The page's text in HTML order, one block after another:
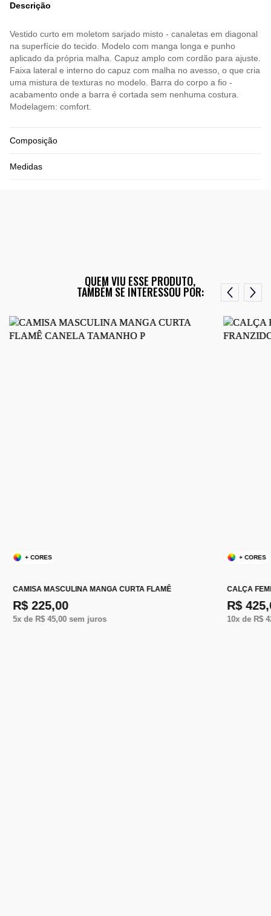
Descrição
Vestido curto em moletom sarjado misto - canaletas em diagonal
na superfície do tecido. Modelo com manga longa e punho
aplicado da própria malha. Capuz amplo com cordão para ajuste.
Faixa lateral e interno do capuz com malha no avesso, o que cria
uma mistura de texturas no modelo. Barra do corpo a fio -
acabamento onde a barra é cortada sem nenhuma costura.
Modelagem: comfort.
Composição
Medidas
QUEM VIU ESSE PRODUTO,
TAMBÉM SE INTERESSOU POR:
+ CORES
CAMISA MASCULINA MANGA CURTA FLAMÊ
R$ 225,00
5x de R$ 45,00sem juros
+ CORES
CALÇA
R$
10x de R$